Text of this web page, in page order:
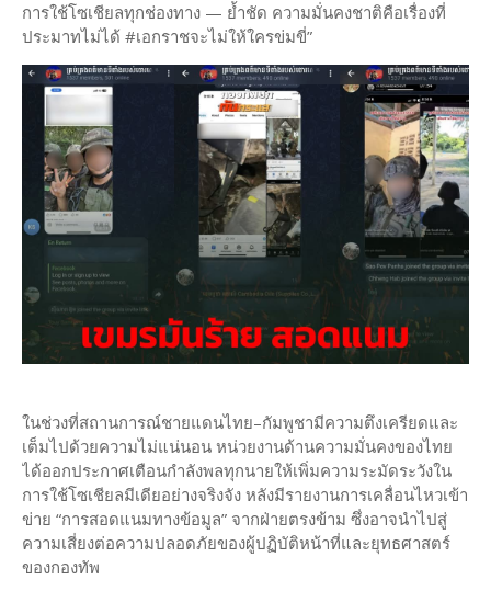
การใช้โซเชียลทุกช่องทาง — ย้ำชัด ความมั่นคงชาติคือเรื่องที่
ประมาทไม่ได้ #เอกราชจะไม่ให้ใครข่มขี่”
ในช่วงที่สถานการณ์ชายแดนไทย–กัมพูชามีความตึงเครียดและ
เต็มไปด้วยความไม่แน่นอน หน่วยงานด้านความมั่นคงของไทย
ได้ออกประกาศเตือนกำลังพลทุกนายให้เพิ่มความระมัดระวังใน
การใช้โซเชียลมีเดียอย่างจริงจัง หลังมีรายงานการเคลื่อนไหวเข้า
ข่าย “การสอดแนมทางข้อมูล” จากฝ่ายตรงข้าม ซึ่งอาจนำไปสู่
ความเสี่ยงต่อความปลอดภัยของผู้ปฏิบัติหน้าที่และยุทธศาสตร์
ของกองทัพ